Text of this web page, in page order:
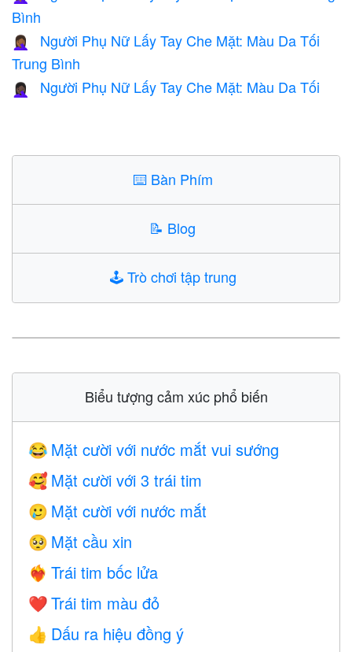
Bình
🤦🏾‍♀️
Người Phụ Nữ Lấy Tay Che Mặt: Màu Da Tối
Trung Bình
🤦🏿‍♀️ Người Phụ Nữ Lấy Tay Che Mặt: Màu Da Tối
⌨️ Bàn Phím
📝 Blog
🕹️Trò chơi tập trung
Biểu tượng cảm xúc phổ biến
😂 Mặt cười với nước mắt vui sướng
🥰 Mặt cười với 3 trái tim
🥲 Mặt cười với nước mắt
🥺 Mặt cầu xin
❤️‍🔥 Trái tim bốc lửa
❤️ Trái tim màu đỏ
👍 Dấu ra hiệu đồng ý